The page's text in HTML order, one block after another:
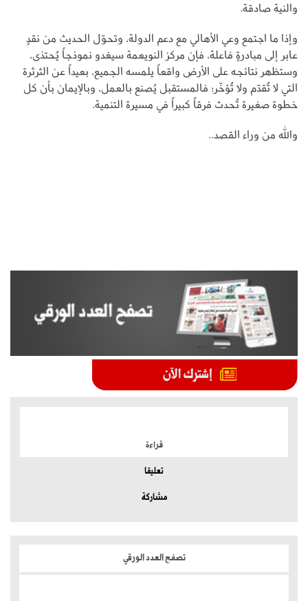
والنية صادقة.
وإذا ما اجتمع وعي الأهالي مع دعم الدولة، وتحوّل الحديث من نقدٍ
عابر إلى مبادرةٍ فاعلة، فإن مركز النويعمة سيغدو نموذجاً يُحتذى،
وستظهر نتائجه على الأرض واقعاً يلمسه الجميع، بعيداً عن الثرثرة
التي لا تُقدّم ولا تُؤخّر؛ فالمستقبل يُصنع بالعمل، وبالإيمان بأن كل
خطوة صغيرة تُحدث فرقاً كبيراً في مسيرة التنمية.
والله من وراء القصد..
قراءة
تعليقا
مشاركة
تصفح العدد الورقي